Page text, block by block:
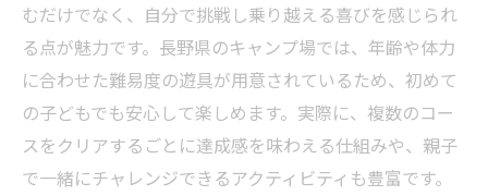
むだけでなく、自分で挑戦し乗り越える喜びを感じられ
る点が魅力です。長野県のキャンプ場では、年齢や体力
に合わせた難易度の遊具が用意されているため、初めて
の子どもでも安心して楽しめます。実際に、複数のコー
スをクリアするごとに達成感を味わえる仕組みや、親子
で一緒にチャレンジできるアクティビティも豊富です。